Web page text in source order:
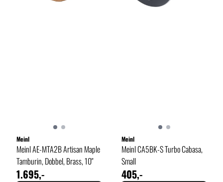
Meinl
Meinl AE-MTA2B Artisan Maple
Tamburin, Dobbel, Brass, 10"
1.695,-
Meinl
Meinl CA5BK-S Turbo Cabasa,
Small
405,-